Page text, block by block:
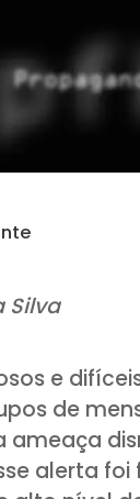
Silva
e
de
ameaça
alerta